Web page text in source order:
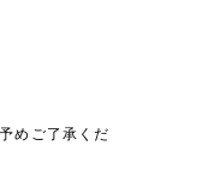
めご了承くだ